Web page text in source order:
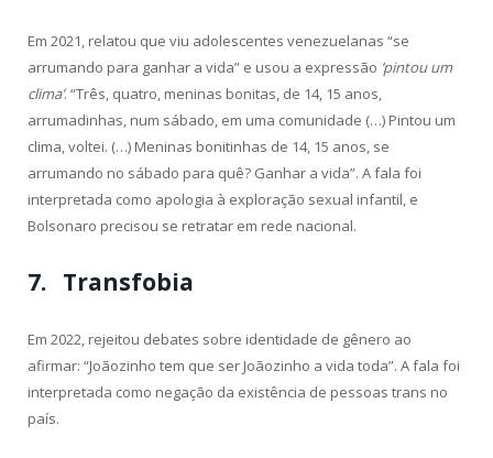
Em 2021, relatou que viu adolescentes venezuelanas “se
arrumando para ganhar a vida” e usou a expressão ‘pintou um
clima’. “Três, quatro, meninas bonitas, de 14, 15 anos,
arrumadinhas, num sábado, em uma comunidade (…) Pintou um
clima, voltei. (…) Meninas bonitinhas de 14, 15 anos, se
arrumando no sábado para quê? Ganhar a vida”. A fala foi
interpretada como apologia à exploração sexual infantil, e
Bolsonaro precisou se retratar em rede nacional.
7. Transfobia
Em 2022, rejeitou debates sobre identidade de gênero ao
afirmar: “Joãozinho tem que ser Joãozinho a vida toda”. A fala foi
interpretada como negação da existência de pessoas trans no
país.